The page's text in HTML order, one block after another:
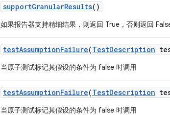
supportGranularResults()
如果报告器支持精细结果，则返回 True，否则返回 False
testAssumptionFailure(TestDescription
当原子测试标记其假设的条件为 false 时调用
testAssumptionFailure(TestDescription
当原子测试标记其假设的条件为 false 时调用